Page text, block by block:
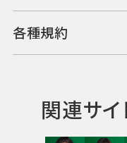
各種規約
関連サイ